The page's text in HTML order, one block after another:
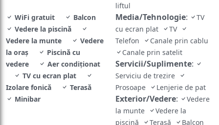
WiFi gratuit
Balcon
Vedere la piscină
Vedere la munte
Vedere
la oraș
Piscină cu
vedere
Aer condiţionat
TV cu ecran plat
Izolare fonică
Terasă
Minibar
liftul
Media/Tehnologie:
TV
cu ecran plat
TV
Telefon
Canale prin cablu
Canale prin satelit
Servicii/Suplimente:
Serviciu de trezire
Prosoape
Lenjerie de pat
Exterior/Vedere:
Vedere
la munte
Vedere la
piscină
Terasă
Balcon